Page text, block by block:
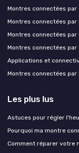
Montres connectées par
Montres connectées par
Montres connectées par
Montres connectées
Applications et
Montres connectées
Les plus lus
Astuces pour régler
Pourquoi ma montre
Comment réparer votre